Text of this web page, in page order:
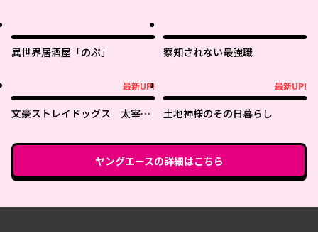
異世界居酒屋「のぶ」 察知されない最強職
最新UP!
文豪ストレイドッグス 太宰を
最新UP!
土地神様のその日暮らし
ヤングエースの詳細はこちら